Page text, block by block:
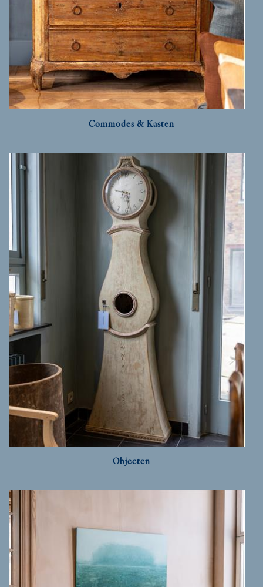
Commodes & Kasten
Objecten